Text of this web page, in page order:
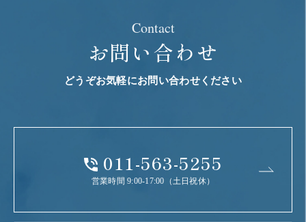
Contact
お問い合わせ
どうぞお気軽にお問い合わせください
011-563-5255
営業時間 9:00-17:00（土日祝休）